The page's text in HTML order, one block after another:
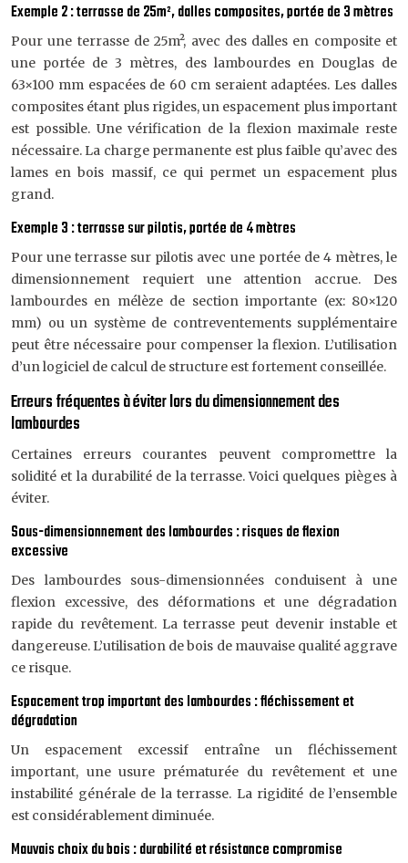
Exemple 2 : terrasse de 25m², dalles composites, portée de 3 mètres
Pour une terrasse de 25m², avec des dalles en composite et
une portée de 3 mètres, des lambourdes en Douglas de
63×100 mm espacées de 60 cm seraient adaptées. Les dalles
composites étant plus rigides, un espacement plus important
est possible. Une vérification de la flexion maximale reste
nécessaire. La charge permanente est plus faible qu’avec des
lames en bois massif, ce qui permet un espacement plus
grand.
Exemple 3 : terrasse sur pilotis, portée de 4 mètres
Pour une terrasse sur pilotis avec une portée de 4 mètres, le
dimensionnement requiert une attention accrue. Des
lambourdes en mélèze de section importante (ex: 80×120
mm) ou un système de contreventements supplémentaire
peut être nécessaire pour compenser la flexion. L’utilisation
d’un logiciel de calcul de structure est fortement conseillée.
Erreurs fréquentes à éviter lors du dimensionnement des
lambourdes
Certaines erreurs courantes peuvent compromettre la
solidité et la durabilité de la terrasse. Voici quelques pièges à
éviter.
Sous-dimensionnement des lambourdes : risques de flexion
excessive
Des lambourdes sous-dimensionnées conduisent à une
flexion excessive, des déformations et une dégradation
rapide du revêtement. La terrasse peut devenir instable et
dangereuse. L’utilisation de bois de mauvaise qualité aggrave
ce risque.
Espacement trop important des lambourdes : fléchissement et
dégradation
Un espacement excessif entraîne un fléchissement
important, une usure prématurée du revêtement et une
instabilité générale de la terrasse. La rigidité de l’ensemble
est considérablement diminuée.
Mauvais choix du bois : durabilité et résistance compromise